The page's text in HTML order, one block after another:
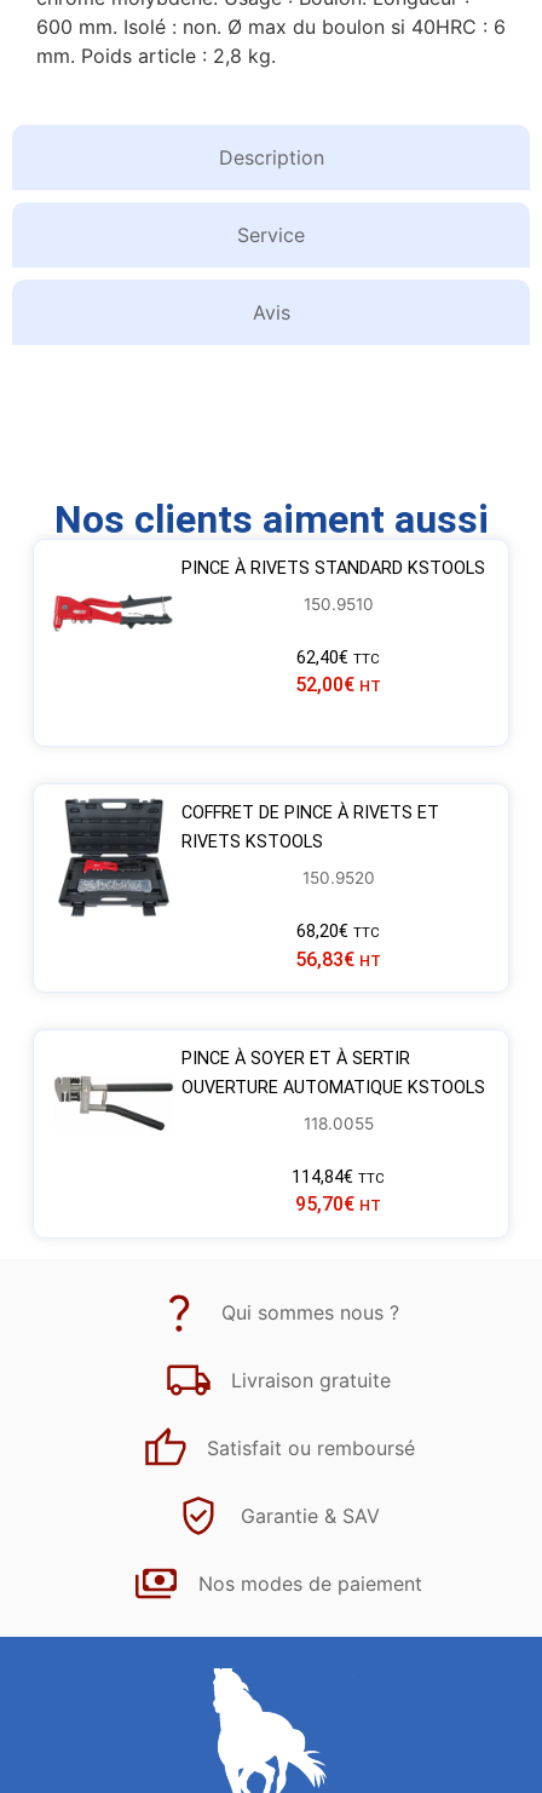
Description
Service
Avis
600 mm. Isolé : non. Ø max du boulon si 40HRC : 6
mm. Poids article : 2,8 kg.
Nos clients aiment aussi
PINCE À RIVETS STANDARD KSTOOLS
150.9510
62,40€ TTC
52,00€ HT
COFFRET DE PINCE À RIVETS ET
RIVETS KSTOOLS
150.9520
68,20€ TTC
56,83€ HT
PINCE À SOYER ET À SERTIR
OUVERTURE AUTOMATIQUE KSTOOLS
118.0055
114,84€ TTC
95,70€ HT
Qui sommes nous ?
Livraison gratuite
Satisfait ou remboursé
Garantie & SAV
Nos modes de paiement